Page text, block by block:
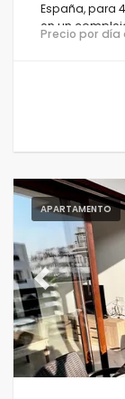
España, para
en un
residencial,
Precio por
APARTAMENTO
Previous